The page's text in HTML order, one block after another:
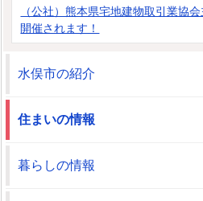
（公社）熊本県宅地建物取引業協
開催されます！
水俣市の紹介
住まいの情報
暮らしの情報